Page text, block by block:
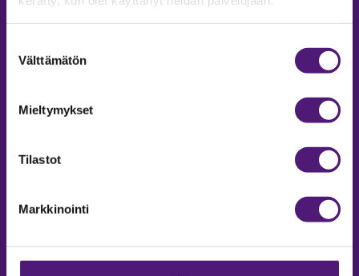
valinta
Välttämätön
Mieltymykset
Tilastot
Markkinointi
Tiedustelut & Varaukset
Vastuullisuus